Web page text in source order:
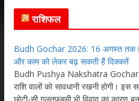
राशिफल
Budh Gochar 2026: 16 अगस्त तक
और काम को लेकर बढ़ सकती हैं दिक्कतें
Budh Pushya Nakshatra Gochar
राशि वालों को सावधानी रखनी होगी।